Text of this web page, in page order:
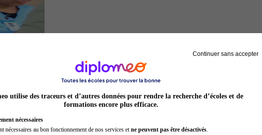
Secrétaire médicale
Continuer sans accepter
utilise des traceurs et d’autres données pour rendre la recherche d’écoles et de
formations encore plus efficace.
nécessaires
nécessaires au bon fonctionnement de nos services et ne peuvent pas être désactivés.